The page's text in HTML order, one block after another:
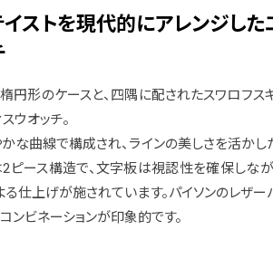
イストを現代的にアレンジし
円形のケースと、四隅に配されたスワロフス
ウオッチ。
な曲線で構成され、ラインの美しさを活かし
2ピース構造で、文字板は視認性を確保しな
仕上げが施されています。パイソンのレザー
ンビネーションが印象的です。